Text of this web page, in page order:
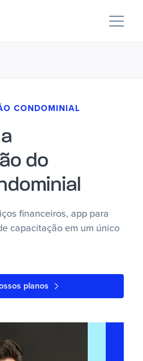
CONDOMINIAL
do
financeiros, app para
capacitação em um único
planos